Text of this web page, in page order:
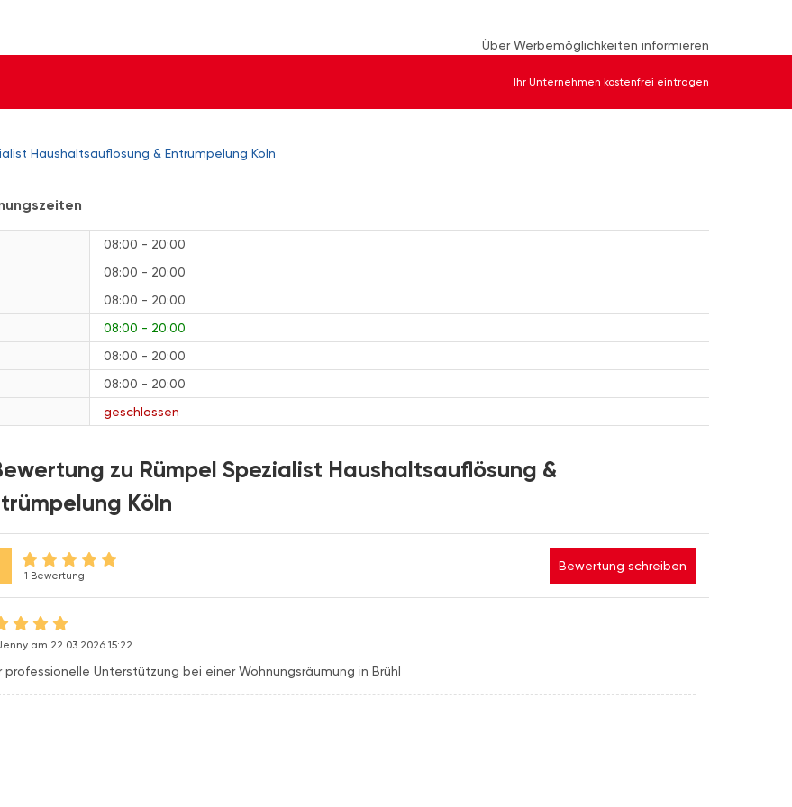
Über Werbemöglichkeiten informieren
Ihr Unternehmen kostenfrei eintragen
Haushaltsauflösung & Entrümpelung Köln
08:00 - 20:00
08:00 - 20:00
08:00 - 20:00
08:00 - 20:00
08:00 - 20:00
08:00 - 20:00
geschlossen
zu Rümpel Spezialist Haushaltsauflösung &
Köln
1 Bewertung
Bewertung schreiben
am 22.03.2026 15:22
professionelle Unterstützung bei einer Wohnungsräumung in Brühl